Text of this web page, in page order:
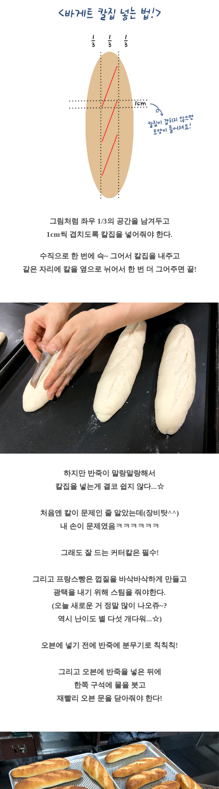
그림처럼 좌우 1/3의 공간을 남겨두고
1cm씩 겹치도록 칼집을 넣어줘야 한다.
수직으로 한 번에 슥~ 그어서 칼집을 내주고
같은 자리에 칼을 옆으로 뉘어서 한 번 더 그어주면 끝!
하지만 반죽이 말랑말랑해서
칼집을 넣는게 결코 쉽지 않다...☆
처음엔 칼이 문제인 줄 알았는데(장비탓^^)
내 손이 문제였음ㅋㅋㅋㅋㅋㅋ
그래도 잘 드는 커터칼은 필수!
그리고 프랑스빵은 껍질을 바삭바삭하게 만들고
광택을 내기 위해 스팀을 줘야한다.
(오늘 새로운 거 정말 많이 나오쥬~?
역시 난이도 별 다섯 개다워...☆)
오븐에 넣기 전에 반죽에 분무기로 칙칙칙!
그리고 오븐에 반죽을 넣은 뒤에
한쪽 구석에 물을 붓고
재빨리 오븐 문을 닫아줘야 한다!